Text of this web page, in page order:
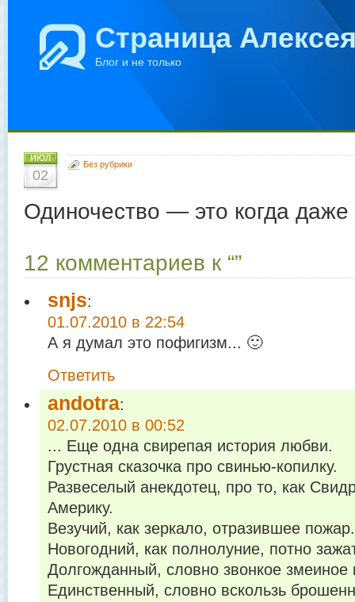
Страница
Блог и не только
ИЮЛ
02
Без рубрики
Одиночество — это когда даже
12 комментариев к “”
snjs:
01.07.2010 в 22:54
А я думал это пофигизм... 🙂
Ответить
andotra:
02.07.2010 в 00:52
... Еще одна свирепая история любви.
Грустная сказочка про свинью-копилку.
Развеселый анекдотец, про то, как
Америку.
Везучий, как зеркало, отразившее пожар.
Новогодний, как полнолуние, потно
Долгожданный, словно звонкое змеиное
Единственный, словно вскользь